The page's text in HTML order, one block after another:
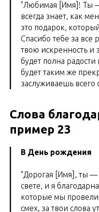
"Любимая [Имя]! Ты
всегда знает, как
это подарок,
Спасибо тебе за все
твою искренность и
будет полна
будет таким же
заслуживаешь всего
Слова
пример 23
В День рождения
"Дорогая [Имя], ты —
свете, и я
которые мы провели
смех, за твои слова